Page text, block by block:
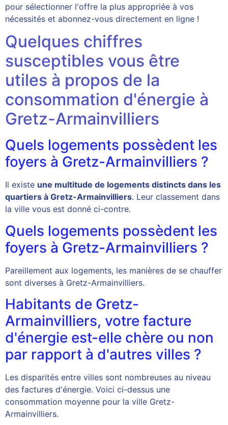
pour sélectionner l'offre la plus appropriée à vos
nécessités et abonnez-vous directement en ligne !
Quelques chiffres
susceptibles vous être
utiles à propos de la
consommation d'énergie à
Gretz-Armainvilliers
Quels logements possèdent les
foyers à Gretz-Armainvilliers ?
Il existe une multitude de logements distincts dans les
quartiers à Gretz-Armainvilliers. Leur classement dans
la ville vous est donné ci-contre.
Quels logements possèdent les
foyers à Gretz-Armainvilliers ?
Pareillement aux logements, les manières de se chauffer
sont diverses à Gretz-Armainvilliers.
Habitants de Gretz-
Armainvilliers, votre facture
d'énergie est-elle chère ou non
par rapport à d'autres villes ?
Les disparités entre villes sont nombreuses au niveau
des factures d'énergie. Voici ci-dessus une
consommation moyenne pour la ville Gretz-
Armainvilliers.